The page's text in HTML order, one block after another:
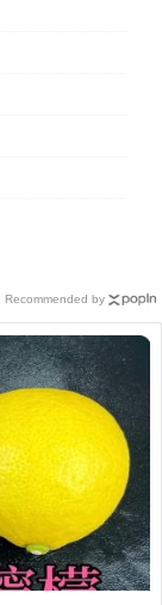
Recommended by